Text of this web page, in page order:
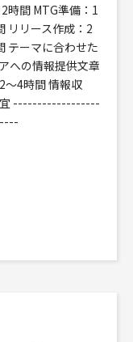
時間 MTG準備：1
リリース作成：2
テーマに合わせた
への情報提供文章
～4時間 情報収
宜 ------------------